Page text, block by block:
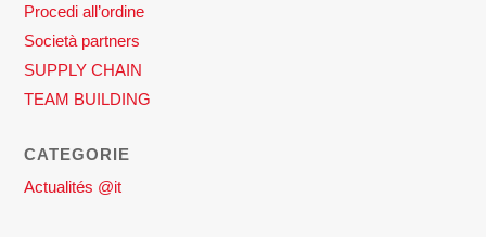
Procedi all’ordine
Società partners
SUPPLY CHAIN
TEAM BUILDING
CATEGORIE
Actualités @it